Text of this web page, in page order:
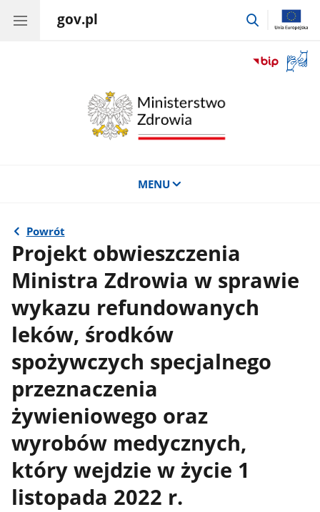
gov.pl
przejdź
okno
MENU
Powrót
Projekt obwieszczenia
Ministra Zdrowia w sprawie
wykazu refundowanych
leków, środków
spożywczych specjalnego
przeznaczenia
żywieniowego oraz
wyrobów medycznych,
który wejdzie w życie 1
listopada 2022 r.